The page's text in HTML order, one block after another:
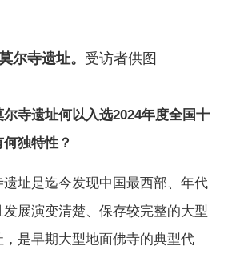
尔寺遗址。 受访者供图
寺遗址何以入选2024年度全国十
独特性？
遗址是迄今发现中国最西部、年代
展演变清楚、保存较完整的大型
是早期大型地面佛寺的典型代